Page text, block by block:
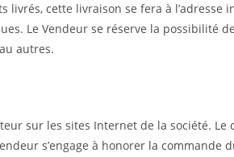
cette livraison se fera à l’adresse
Le Vendeur se réserve la possibilité
autres.
sur les sites Internet de la société. Le
s’engage à honorer la commande